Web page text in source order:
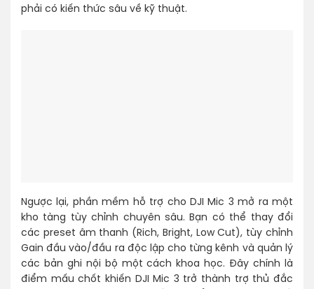
phải có kiến thức sâu về kỹ thuật.
Ngược lại, phần mềm hỗ trợ cho DJI Mic 3 mở ra một
kho tàng tùy chỉnh chuyên sâu. Bạn có thể thay đổi
các preset âm thanh (Rich, Bright, Low Cut), tùy chỉnh
Gain đầu vào/đầu ra độc lập cho từng kênh và quản lý
các bản ghi nội bộ một cách khoa học. Đây chính là
điểm mấu chốt khiến DJI Mic 3 trở thành trợ thủ đắc